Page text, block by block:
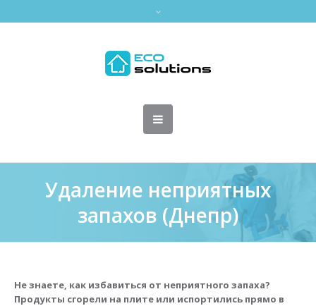
Удаление неприятных
запахов (Днепр)
Не знаете, как избавиться от неприятного запаха?
Продукты сгорели на плите или испортились прямо в